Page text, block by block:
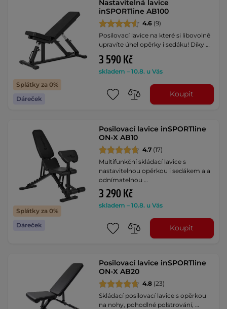
Splátky za 0%
Dáreček
Nastavitelná lavice
inSPORTline AB100
4.6 (9)
Posilovací lavice na které si libovolně
upravíte úhel opěrky i sedáku! Díky …
3 590 Kč
skladem – 10.8. u Vás
Koupit
Splátky za 0%
Dáreček
Posilovací lavice inSPORTline
ON-X AB10
4.7 (17)
Multifunkční skládací lavice s
nastavitelnou opěrkou i sedákem a a
odnímatelnou …
3 290 Kč
skladem – 10.8. u Vás
Koupit
Posilovací lavice inSPORTline
ON-X AB20
4.8 (23)
Skládací posilovací lavice s opěrkou
na nohy, pohodlné polstrování, …